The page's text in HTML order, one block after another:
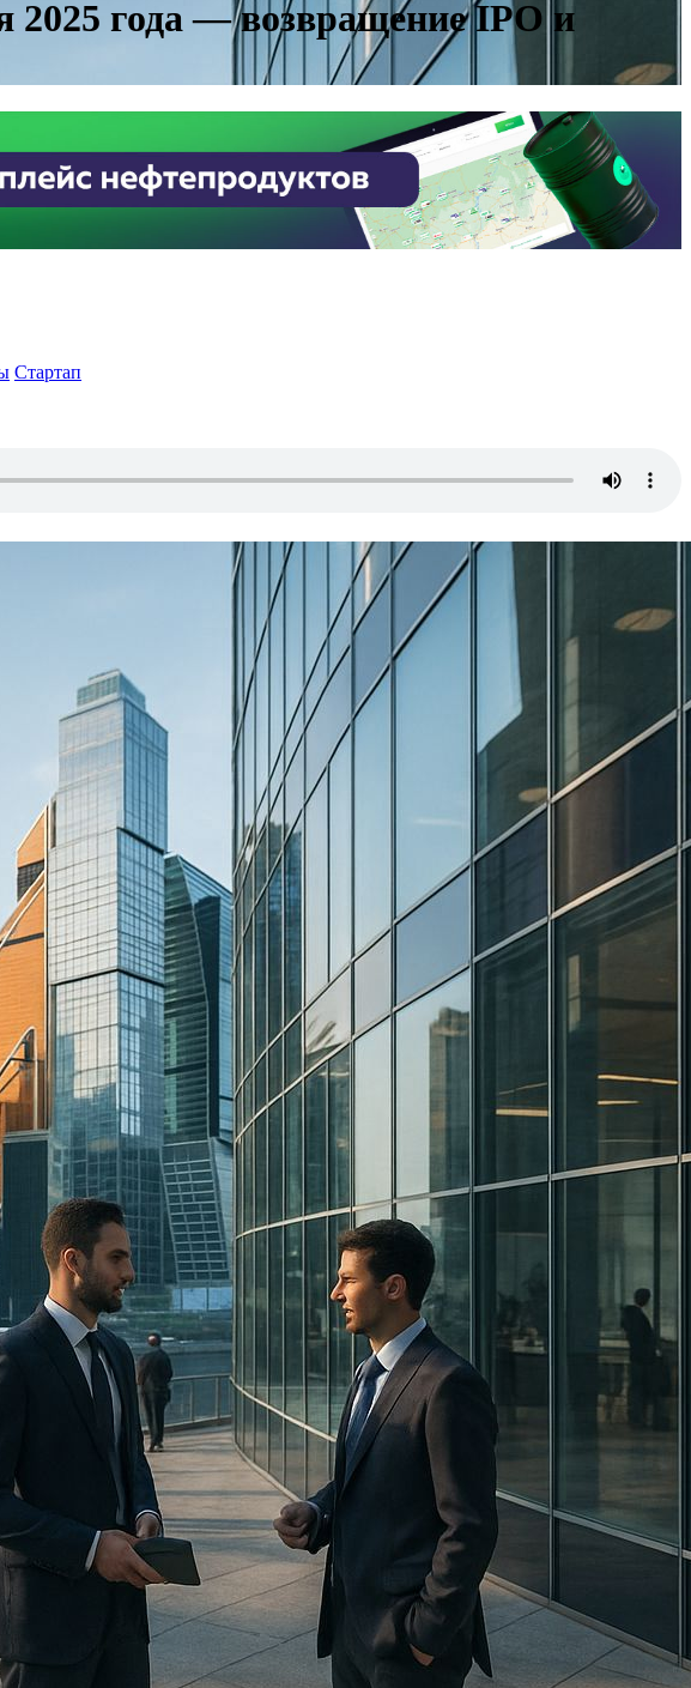
2025 года — возвращение IPO и
Стартап